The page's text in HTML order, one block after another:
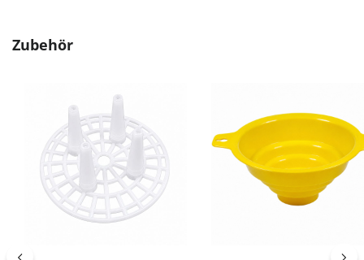
Produktgalerie überspringen
Zubehör